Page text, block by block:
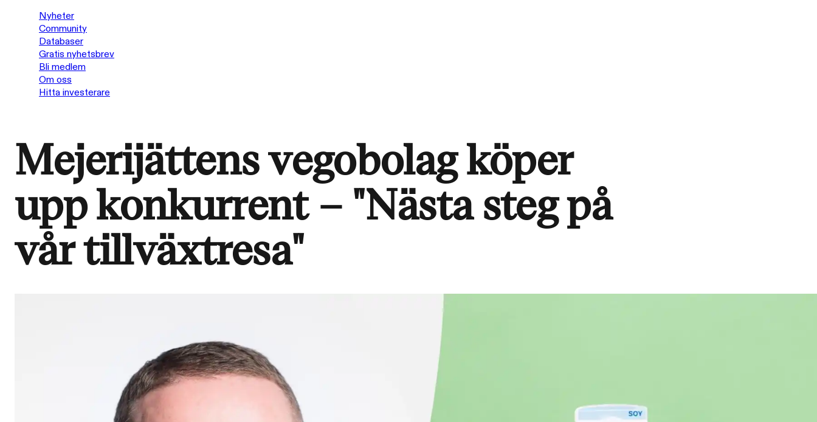
Nyheter
Community
Databaser
Gratis nyhetsbrev
Bli medlem
Om oss
Hitta investerare
Mejerijättens vegobolag köper
upp konkurrent – "Nästa steg på
vår tillväxtresa"